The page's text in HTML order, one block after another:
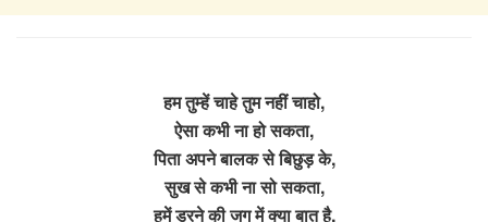
हम तुम्हें चाहे तुम नहीं चाहो,
ऐसा कभी ना हो सकता,
पिता अपने बालक से बिछुड़ के,
सुख से कभी ना सो सकता,
हमें डरने की जग में क्या बात है,